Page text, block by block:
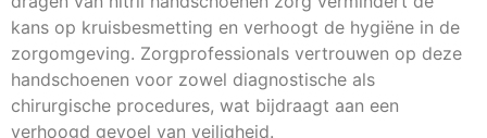
kans op kruisbesmetting en verhoogt de hygiëne in de
zorgomgeving. Zorgprofessionals vertrouwen op deze
handschoenen voor zowel diagnostische als
chirurgische procedures, wat bijdraagt aan een
verhoogd gevoel van veiligheid.